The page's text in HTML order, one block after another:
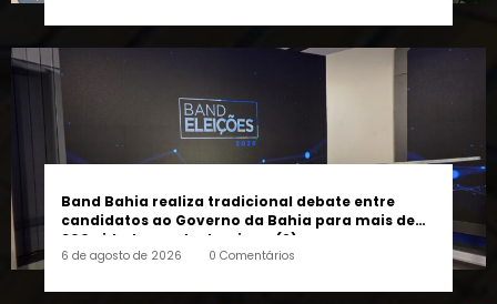
Band Bahia realiza tradicional debate entre
300 cidades neste domingo (9)
6 de agosto de 2026 0 Comentários